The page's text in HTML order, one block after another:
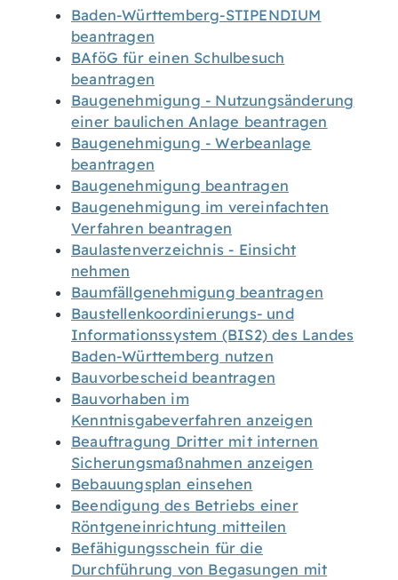
Baden-Württemberg-STIPENDIUM
beantragen
BAföG für einen Schulbesuch
beantragen
Baugenehmigung - Nutzungsänderung
einer baulichen Anlage beantragen
Baugenehmigung - Werbeanlage
beantragen
Baugenehmigung beantragen
Baugenehmigung im vereinfachten
Verfahren beantragen
Baulastenverzeichnis - Einsicht
nehmen
Baumfällgenehmigung beantragen
Baustellenkoordinierungs- und
Informationssystem (BIS2) des Landes
Baden-Württemberg nutzen
Bauvorbescheid beantragen
Bauvorhaben im
Kenntnisgabeverfahren anzeigen
Beauftragung Dritter mit internen
Sicherungsmaßnahmen anzeigen
Bebauungsplan einsehen
Beendigung des Betriebs einer
Röntgeneinrichtung mitteilen
Befähigungsschein für die
Durchführung von Begasungen mit